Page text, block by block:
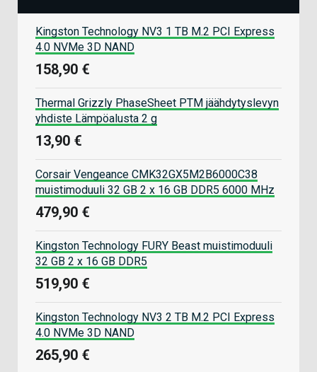
Kingston Technology NV3 1 TB M.2 PCI Express
4.0 NVMe 3D NAND
158,90 €
Thermal Grizzly PhaseSheet PTM jäähdytyslevyn
yhdiste Lämpöalusta 2 g
13,90 €
Corsair Vengeance CMK32GX5M2B6000C38
muistimoduuli 32 GB 2 x 16 GB DDR5 6000 MHz
479,90 €
Kingston Technology FURY Beast muistimoduuli
32 GB 2 x 16 GB DDR5
519,90 €
Kingston Technology NV3 2 TB M.2 PCI Express
4.0 NVMe 3D NAND
265,90 €